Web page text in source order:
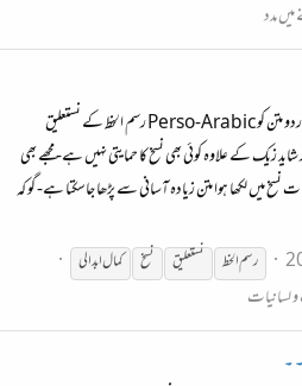
میں مدد
مجھے معلوم ہے کہ محفلین کی اکثریت اردو متن کو Perso-Arabic رسم الخط کے نستعلیق
زیک کے علاوہ کوئی بھی نسخ کا حمایتی نہیں ہے- مجھے بھی
نسخ میں لکھا ہوا متن زیادہ آسانی سے پڑھا جاسکتا ہے- گو کہ
رسم الخط نستعلیق نسخ کمال ابدالی
لسانیات